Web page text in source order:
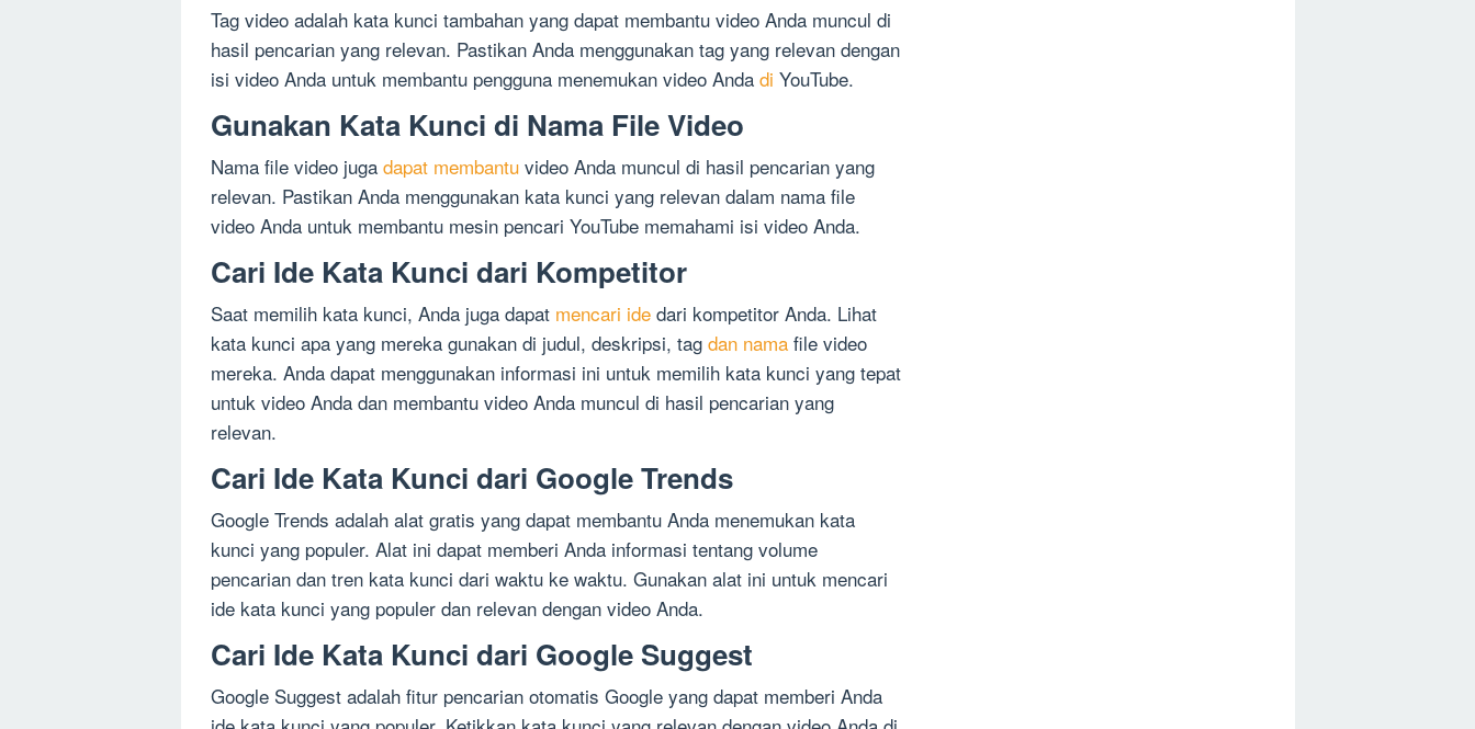
Tag video adalah kata kunci tambahan yang dapat membantu video Anda muncul di
hasil pencarian yang relevan. Pastikan Anda menggunakan tag yang relevan dengan
isi video Anda untuk membantu pengguna menemukan video Anda di YouTube.
Gunakan Kata Kunci di Nama File Video
Nama file video juga dapat membantu video Anda muncul di hasil pencarian yang
relevan. Pastikan Anda menggunakan kata kunci yang relevan dalam nama file
video Anda untuk membantu mesin pencari YouTube memahami isi video Anda.
Cari Ide Kata Kunci dari Kompetitor
Saat memilih kata kunci, Anda juga dapat mencari ide dari kompetitor Anda. Lihat
kata kunci apa yang mereka gunakan di judul, deskripsi, tag dan nama file video
mereka. Anda dapat menggunakan informasi ini untuk memilih kata kunci yang tepat
untuk video Anda dan membantu video Anda muncul di hasil pencarian yang
relevan.
Cari Ide Kata Kunci dari Google Trends
Google Trends adalah alat gratis yang dapat membantu Anda menemukan kata
kunci yang populer. Alat ini dapat memberi Anda informasi tentang volume
pencarian dan tren kata kunci dari waktu ke waktu. Gunakan alat ini untuk mencari
ide kata kunci yang populer dan relevan dengan video Anda.
Cari Ide Kata Kunci dari Google Suggest
Google Suggest adalah fitur pencarian otomatis Google yang dapat memberi Anda